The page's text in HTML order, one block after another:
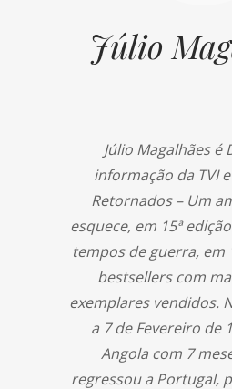
Júlio
Júlio Magalhães é
informação da TVI
Retornados – Um
esquece, em 15ª
tempos de guerra, em
bestsellers com
exemplares vendidos.
a 7 de Fevereiro de
Angola com 7
regressou a Portugal,